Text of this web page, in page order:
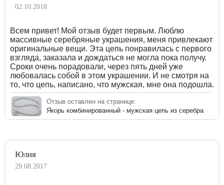
02.10.2018
Всем привет! Мой отзыв будет первым. Люблю
массивные серебряные украшения, меня привлекают
оригинальные вещи. Эта цепь понравилась с первого
взгляда, заказала и дождаться не могла пока получу.
Сроки очень порадовали, через пять дней уже
любовалась собой в этом украшении. И не смотря на
то, что цепь, написано, что мужская, мне она подошла.
Отзыв оставлен на странице:
Якорь комбинированный - мужская цепь из серебра
Юлия
29.08.2017